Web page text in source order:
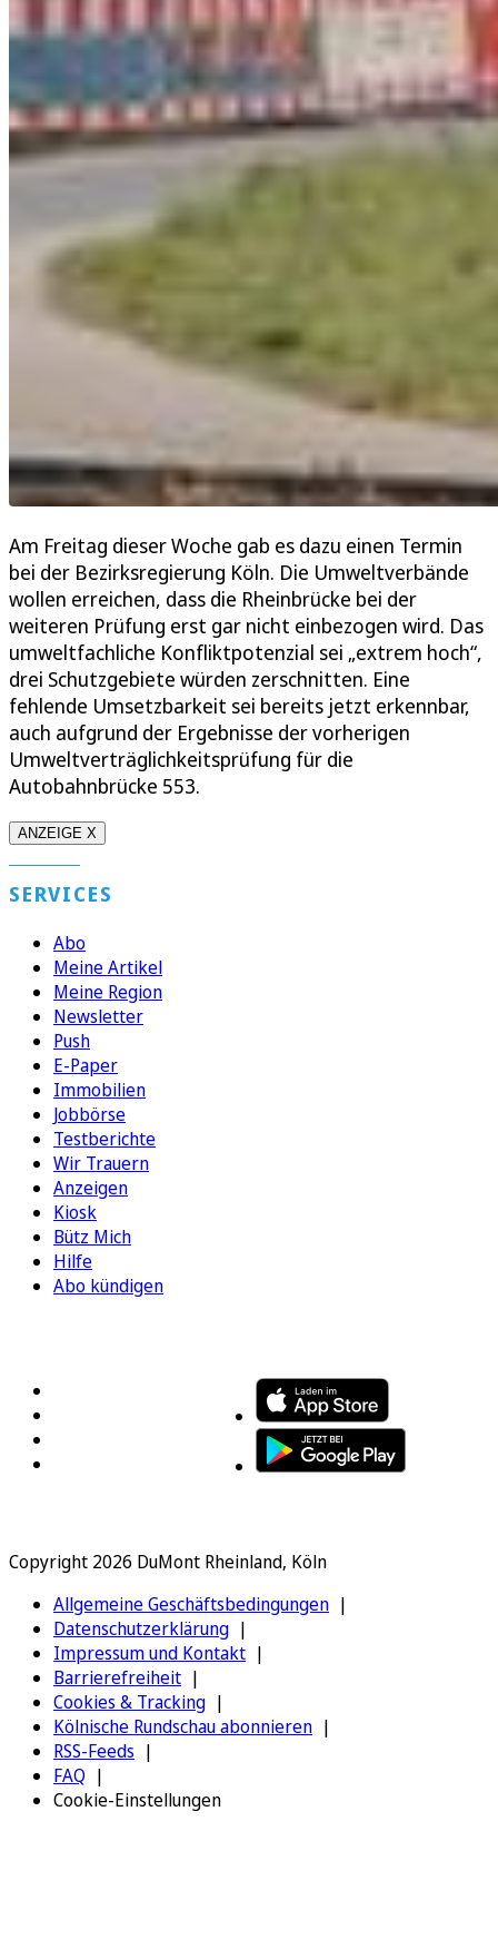
Am Freitag dieser Woche gab es dazu einen Termin
bei der Bezirksregierung Köln. Die Umweltverbände
wollen erreichen, dass die Rheinbrücke bei der
weiteren Prüfung erst gar nicht einbezogen wird. Das
umweltfachliche Konfliktpotenzial sei „extrem hoch“,
drei Schutzgebiete würden zerschnitten. Eine
fehlende Umsetzbarkeit sei bereits jetzt erkennbar,
auch aufgrund der Ergebnisse der vorherigen
Umweltverträglichkeitsprüfung für die
Autobahnbrücke 553.
ANZEIGE X
SERVICES
Abo
Meine Artikel
Meine Region
Newsletter
Push
E-Paper
Immobilien
Jobbörse
Testberichte
Wir Trauern
Anzeigen
Kiosk
Bütz Mich
Hilfe
Abo kündigen
Copyright 2026 DuMont Rheinland, Köln
Allgemeine Geschäftsbedingungen
Datenschutzerklärung
Impressum und Kontakt
Barrierefreiheit
Cookies & Tracking
Kölnische Rundschau abonnieren
RSS-Feeds
FAQ
Cookie-Einstellungen